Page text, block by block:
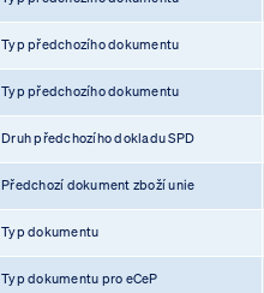
Typ předchozího dokumentu
Typ předchozího dokumentu
Druh předchozího dokladu SPD
Předchozí dokument zboží unie
Typ dokumentu
Typ dokumentu pro eCeP